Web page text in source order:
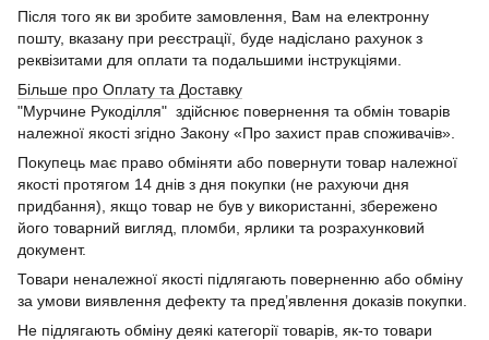
Після того як ви зробите замовлення, Вам на електронну
пошту, вказану при реєстрації, буде надіслано рахунок з
реквізитами для оплати та подальшими інструкціями.
Більше про Оплату та Доставку
"Мурчине Рукоділля" здійснює повернення та обмін товарів
належної якості згідно Закону «Про захист прав споживачів».
Покупець має право обміняти або повернути товар належної
якості протягом 14 днів з дня покупки (не рахуючи дня
придбання), якщо товар не був у використанні, збережено
його товарний вигляд, пломби, ярлики та розрахунковий
документ.
Товари неналежної якості підлягають поверненню або обміну
за умови виявлення дефекту та пред’явлення доказів покупки.
Не підлягають обміну деякі категорії товарів, як-то товари